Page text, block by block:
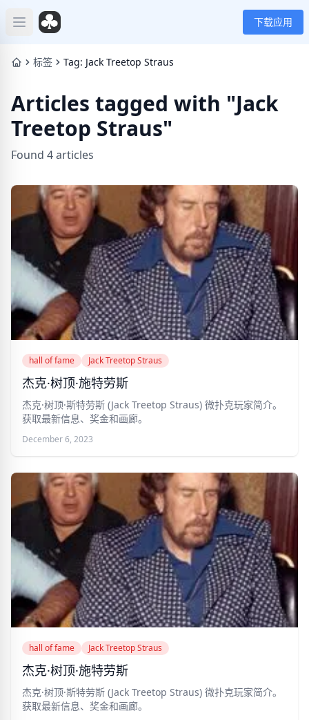
Open main menu 下载应用
标签 Tag: Jack Treetop Straus
Articles tagged with "Jack
Treetop Straus"
Found 4 articles
hall of fame Jack Treetop Straus
杰克·树顶·施特劳斯
杰克·树顶·斯特劳斯 (Jack Treetop Straus) 微扑克玩家简介。
获取最新信息、奖金和画廊。
December 6, 2023
hall of fame Jack Treetop Straus
杰克·树顶·施特劳斯
杰克·树顶·斯特劳斯 (Jack Treetop Straus) 微扑克玩家简介。
获取最新信息、奖金和画廊。